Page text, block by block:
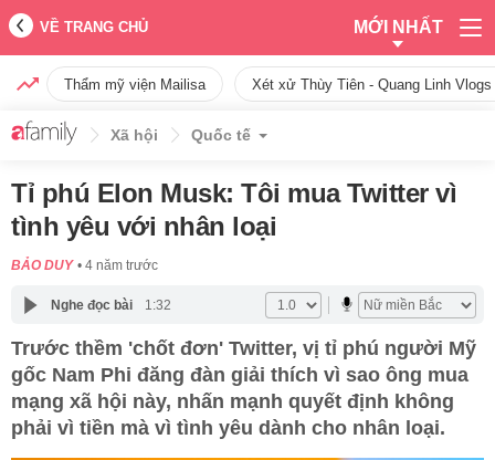
VỀ TRANG CHỦ MỚI NHẤT
Thẩm mỹ viện Mailisa Xét xử Thùy Tiên - Quang Linh
Xã hội Quốc tế
Tỉ phú Elon Musk: Tôi mua Twitter vì
tình yêu với nhân loại
BẢO DUY 4 năm trước
Nghe đọc bài 1:32
Trước thềm 'chốt đơn' Twitter, vị tỉ phú người Mỹ
gốc Nam Phi đăng đàn giải thích vì sao ông mua
mạng xã hội này, nhấn mạnh quyết định không
phải vì tiền mà vì tình yêu dành cho nhân loại.